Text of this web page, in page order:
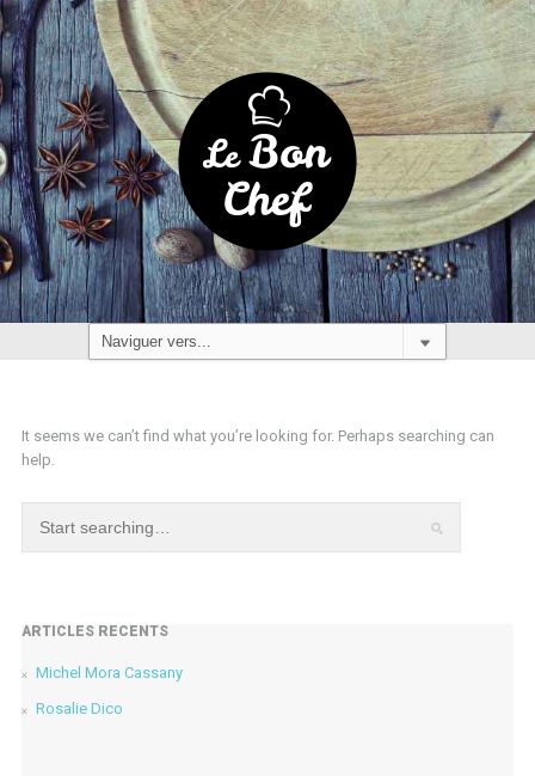
It seems we can’t find what you’re looking for. Perhaps searching can
help.
ARTICLES RÉCENTS
Michel Mora Cassany
Rosalie Dico